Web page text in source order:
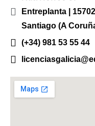
Entreplanta | 15702
Santiago (A
(+34) 981 53 55 44